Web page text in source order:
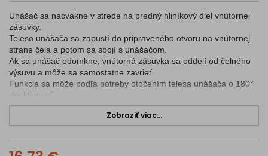
Unášač sa nacvakne v strede na predný hliníkový diel vnútornej
zásuvky.
Teleso unášača sa zapustí do pripraveného otvoru na vnútornej
strane čela a potom sa spojí s unášačom.
Ak sa unášač odomkne, vnútorná zásuvka sa oddelí od čelného
výsuvu a môže sa samostatne zavrieť.
Funkcia sa môže podľa potreby otočením telesa unášača o 180°
deaktivovať.
Zobraziť viac...